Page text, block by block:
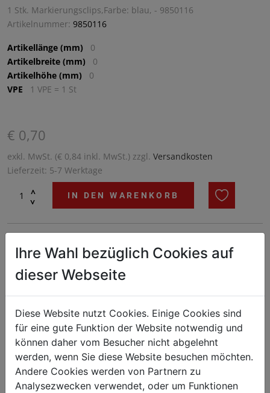
1 Stk. Markierungsclips,Farbe: blau, - 9850116
Artikelnummer: 9850116
Artikellänge (mm)
0
Artikelbreite (mm)
0
Artikelhöhe (mm)
0
VPE
1 VPE = 1 St
€ 0,70
exkl. MwSt. (€ 0,84 inkl. MwSt.) zzgl. Versandkosten
Lieferzeit: 5-7 Werktage
^
^
IN DEN WARENKORB
Ihre Wahl bezüglich Cookies auf
dieser Webseite
Diese Website nutzt Cookies. Einige Cookies sind
für eine gute Funktion der Website notwendig und
können daher vom Besucher nicht abgelehnt
werden, wenn Sie diese Website besuchen möchten.
Andere Cookies werden von Partnern zu
Analysezwecken verwendet, oder um Funktionen